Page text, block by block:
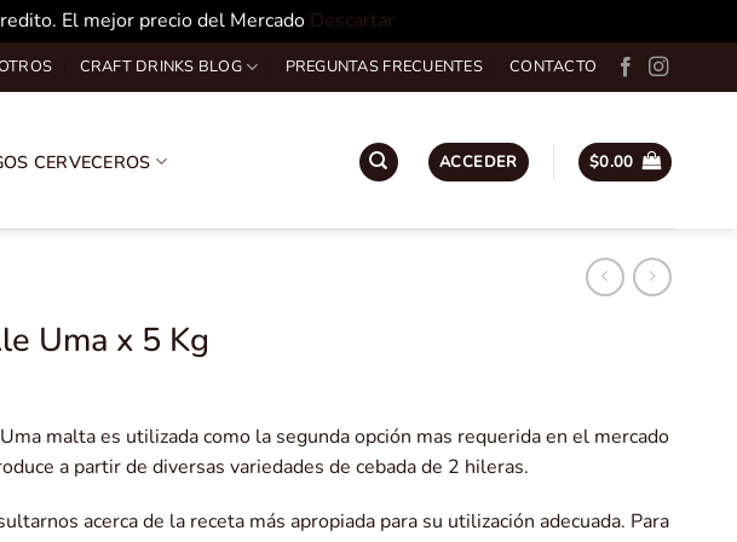
El mejor precio del Mercado Descartar
CRAFT DRINKS BLOG PREGUNTAS FRECUENTES CONTACTO
CERVECEROS ACCEDER $0.00
Uma x 5 Kg
malta es utilizada como la segunda opción mas requerida en el mercado
a partir de diversas variedades de cebada de 2 hileras.
acerca de la receta más apropiada para su utilización adecuada. Para